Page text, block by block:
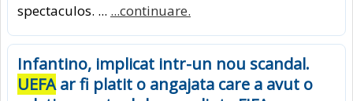
spectaculos. ... ...continuare.
Infantino, implicat intr-un nou scandal.
UEFAar fi platit o angajata care a avut o